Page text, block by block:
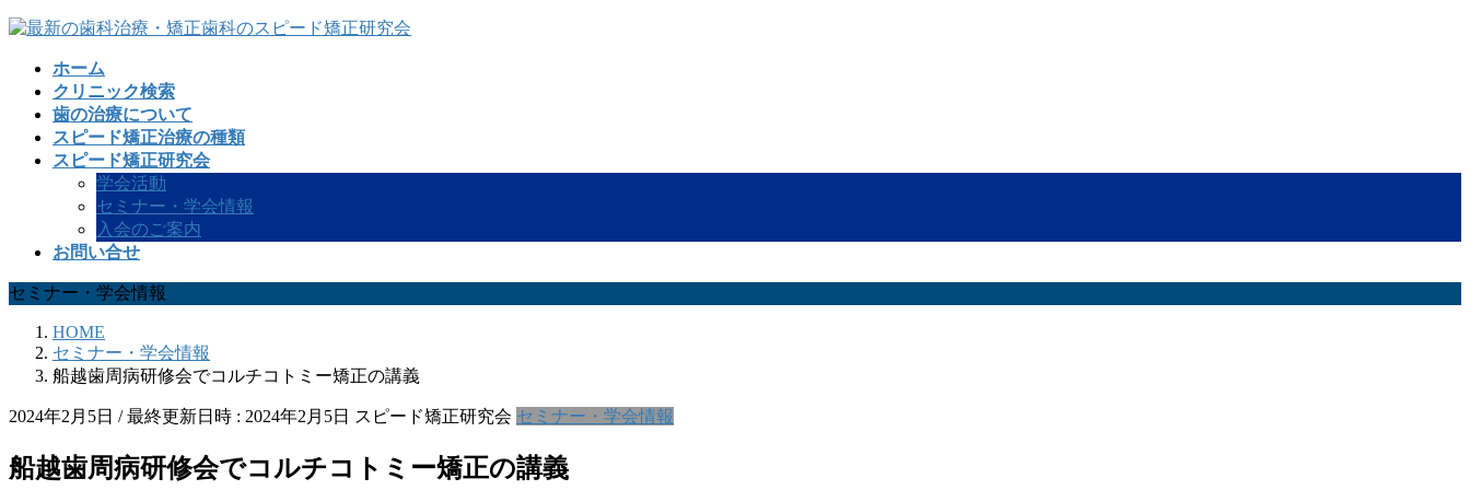
コ
ナ
ホーム
クリニック検索
歯の治療について
スピード矯正治療の種類
スピード矯正研究会
学会活動
セミナー・学会情報
入会のご案内
お問い合せ
セミナー・学会情報
HOME
セミナー・学会情報
船越歯周病研修会でコルチコトミー矯正の講義
2024年2月5日 / 最終更新日時 : 2024年2月5日 スピード矯正研究会 セミナー・学会情報
船越歯周病研修会でコルチコトミー矯正の講義